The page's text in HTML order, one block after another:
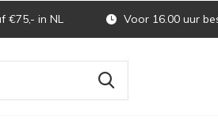
€75,- in NL Voor 16.00 uur